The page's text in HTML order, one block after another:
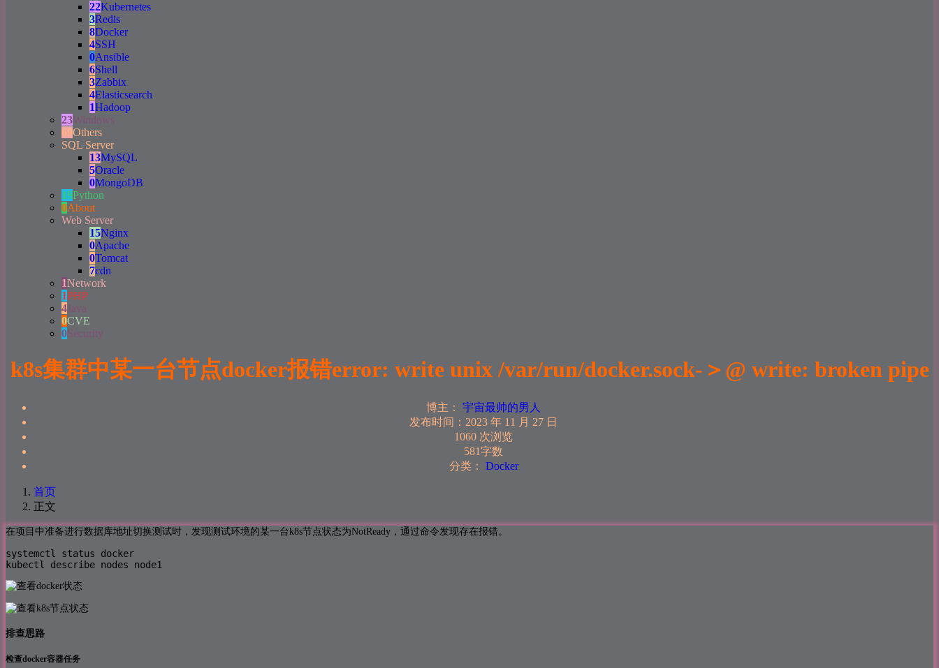
22Kubernetes
3Redis
8Docker
4SSH
0Ansible
6Shell
3Zabbix
4Elasticsearch
1Hadoop
23Windows
69Others
SQL Server
13MySQL
5Oracle
0MongoDB
19Python
0About
Web Server
15Nginx
0Apache
0Tomcat
7cdn
1Network
1PHP
4Java
0CVE
0Security
k8s集群中某一台节点docker报错error: write unix /var/run/docker.sock-＞@ write: broken pipe
博主：
宇宙最帅的男人
发布时间： 2023 年 11 月 27 日
1060 次浏览
581字数
分类：
Docker
首页
正文
在项目中准备进行数据库地址切换测试时，发现测试环境的某一台k8s节点状态为NotReady，通过命令发现存在报错。
systemctl status docker
kubectl describe nodes node1
排查思路
检查docker容器任务